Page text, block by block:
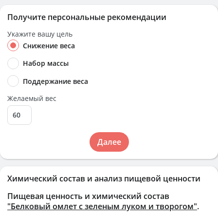
Химический состав и анализ пищевой ценности
Пищевая ценность и химический состав
"Белковый омлет с зеленым луком и творогом".
Получите персональные рекомендации
Укажите вашу цель
Снижение веса
Набор массы
Поддержание веса
Желаемый вес
Далее